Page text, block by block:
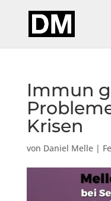
Immun
Krisen
von Daniel Melle|